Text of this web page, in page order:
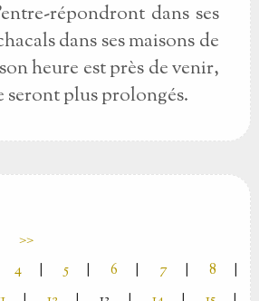
répondront dans ses
dans ses maisons de
heure est près de venir,
seront plus prolongés.
>>
4 5 6 7 8